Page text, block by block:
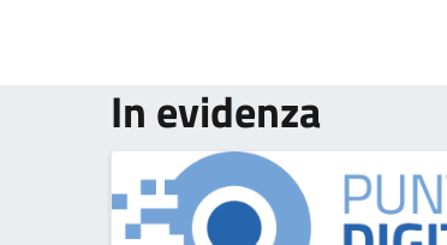
In evidenza